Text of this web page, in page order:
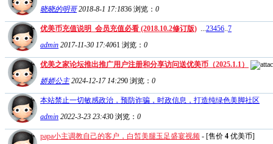
晓晓的明哥 2018-8-1 17:1836 浏览： 0
优美币充值说明_会员充值必看 (2018.10.2修订版) 23456 7
admin 2017-11-30 17:4061 浏览： 0
优美之家论坛推出推广用户注册和分享访问送优美币（2025.1.1）
娇娇公主 2024-12-17 14:290 浏览： 0
本站禁止一切敏感政治，预防诈骗，时政信息，打造纯绿色美脚社区
admin 2022-3-23 23:430 浏览： 0
papa小主调教自己的客户，白皙美腿玉足盛宴视频 - [售价 4 优美币]